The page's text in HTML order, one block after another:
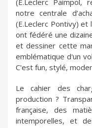
(E.Leclerc Paimpol,
notre centrale
(E.Leclerc Pontivy) et
ont fédéré une
et dessiner cette
emblématique d'un
C'est fun, stylé,
Le cahier des
production ?
française, des
intemporelles, et